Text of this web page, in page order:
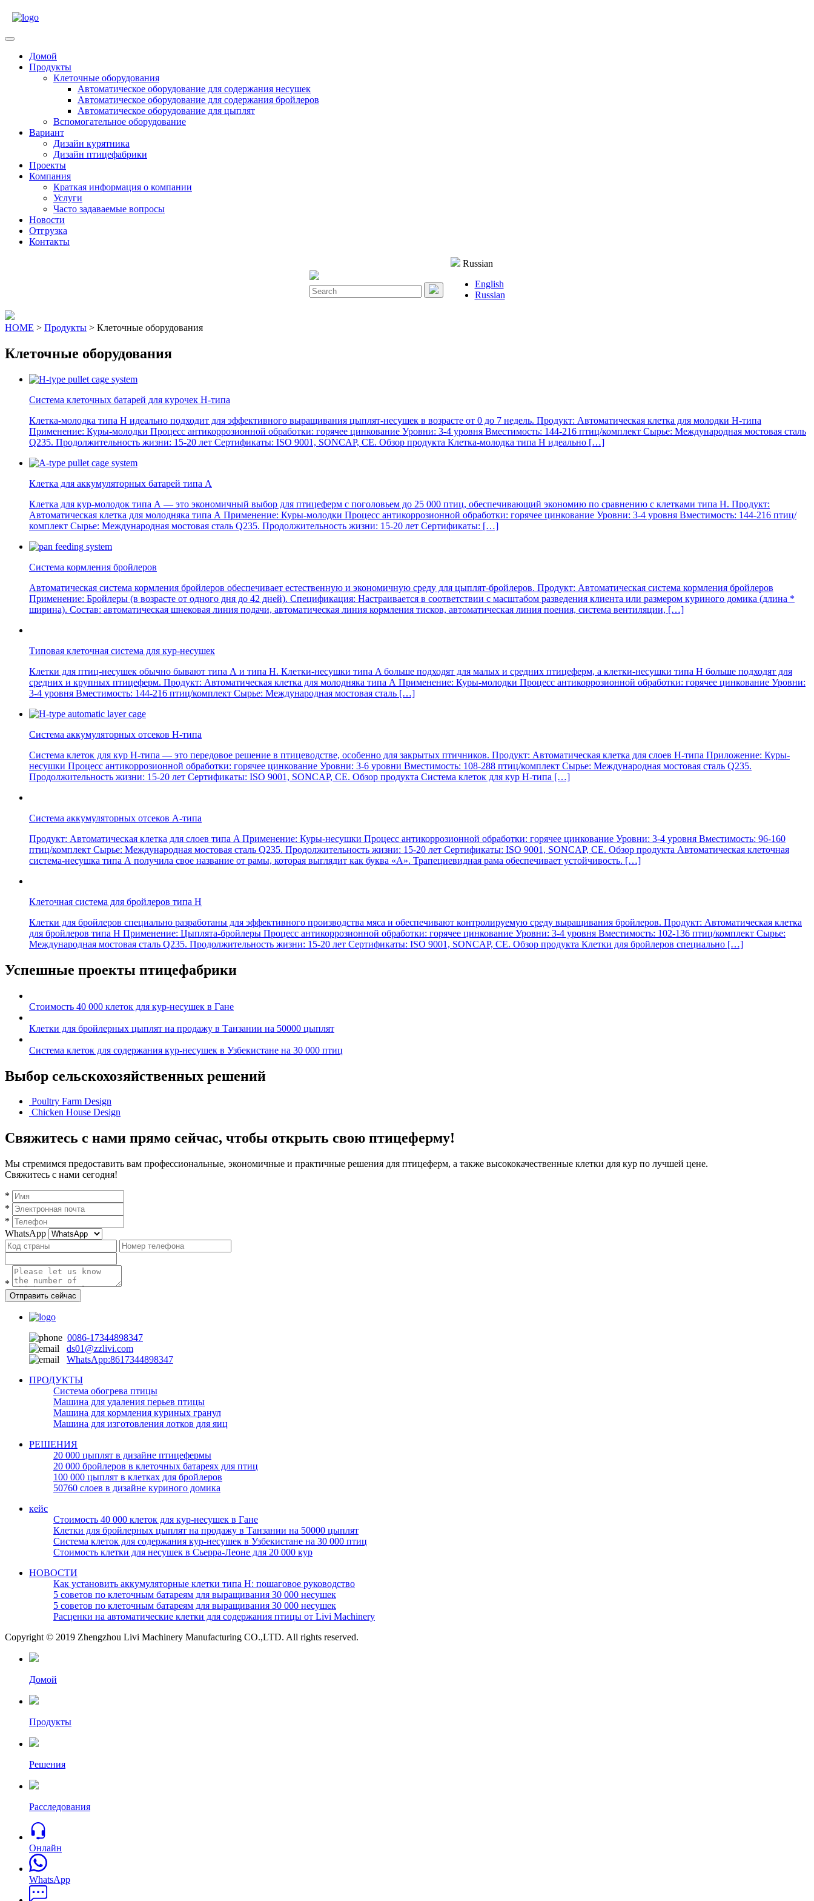
Open
Домой
Продукты
Клеточные оборудования
Автоматическое оборудование для содержания несушек
Автоматическое оборудование для содержания бройлеров
Автоматическое оборудование для цыплят
Вспомогательное оборудование
Вариант
Дизайн курятника
Дизайн птицефабрики
Проекты
Компания
Краткая информация о компании
Услуги
Часто задаваемые вопросы
Новости
Отгрузка
Контакты
Search
for:
Russian
English
Russian
HOME > Продукты > Клеточные оборудования
Клеточные оборудования
Система клеточных батарей для курочек H-типа
Клетка-молодка типа H идеально подходит для эффективного выращивания цыплят-несушек в возрасте от 0 до 7 недель. Продукт: Автоматическая клетка для молодки H-типа
Применение: Куры-молодки Процесс антикоррозионной обработки: горячее цинкование Уровни: 3-4 уровня Вместимость: 144-216 птиц/комплект Сырье: Международная мостовая сталь
Q235. Продолжительность жизни: 15-20 лет Сертификаты: ISO 9001, SONCAP, CE. Обзор продукта Клетка-молодка типа H идеально […]
Клетка для аккумуляторных батарей типа А
Клетка для кур-молодок типа А — это экономичный выбор для птицеферм с поголовьем до 25 000 птиц, обеспечивающий экономию по сравнению с клетками типа Н. Продукт:
Автоматическая клетка для молодняка типа А Применение: Куры-молодки Процесс антикоррозионной обработки: горячее цинкование Уровни: 3-4 уровня Вместимость: 144-216 птиц/
комплект Сырье: Международная мостовая сталь Q235. Продолжительность жизни: 15-20 лет Сертификаты: […]
Система кормления бройлеров
Автоматическая система кормления бройлеров обеспечивает естественную и экономичную среду для цыплят-бройлеров. Продукт: Автоматическая система кормления бройлеров
Применение: Бройлеры (в возрасте от одного дня до 42 дней). Спецификация: Настраивается в соответствии с масштабом разведения клиента или размером куриного домика (длина *
ширина). Состав: автоматическая шнековая линия подачи, автоматическая линия кормления тисков, автоматическая линия поения, система вентиляции, […]
Типовая клеточная система для кур-несушек
Клетки для птиц-несушек обычно бывают типа А и типа Н. Клетки-несушки типа A больше подходят для малых и средних птицеферм, а клетки-несушки типа H больше подходят для
средних и крупных птицеферм. Продукт: Автоматическая клетка для молодняка типа А Применение: Куры-молодки Процесс антикоррозионной обработки: горячее цинкование Уровни:
3-4 уровня Вместимость: 144-216 птиц/комплект Сырье: Международная мостовая сталь […]
Система аккумуляторных отсеков H-типа
Система клеток для кур H-типа — это передовое решение в птицеводстве, особенно для закрытых птичников. Продукт: Автоматическая клетка для слоев H-типа Приложение: Куры-
несушки Процесс антикоррозионной обработки: горячее цинкование Уровни: 3-6 уровни Вместимость: 108-288 птиц/комплект Сырье: Международная мостовая сталь Q235.
Продолжительность жизни: 15-20 лет Сертификаты: ISO 9001, SONCAP, CE. Обзор продукта Система клеток для кур H-типа […]
Система аккумуляторных отсеков A-типа
Продукт: Автоматическая клетка для слоев типа A Применение: Куры-несушки Процесс антикоррозионной обработки: горячее цинкование Уровни: 3-4 уровня Вместимость: 96-160
птиц/комплект Сырье: Международная мостовая сталь Q235. Продолжительность жизни: 15-20 лет Сертификаты: ISO 9001, SONCAP, CE. Обзор продукта Автоматическая клеточная
система-несушка типа А получила свое название от рамы, которая выглядит как буква «А». Трапециевидная рама обеспечивает устойчивость. […]
Клеточная система для бройлеров типа H
Клетки для бройлеров специально разработаны для эффективного производства мяса и обеспечивают контролируемую среду выращивания бройлеров. Продукт: Автоматическая клетка
для бройлеров типа H Применение: Цыплята-бройлеры Процесс антикоррозионной обработки: горячее цинкование Уровни: 3-4 уровня Вместимость: 102-136 птиц/комплект Сырье:
Международная мостовая сталь Q235. Продолжительность жизни: 15-20 лет Сертификаты: ISO 9001, SONCAP, CE. Обзор продукта Клетки для бройлеров специально […]
Успешные проекты птицефабрики
Стоимость 40 000 клеток для кур-несушек в Гане
Клетки для бройлерных цыплят на продажу в Танзании на 50000 цыплят
Система клеток для содержания кур-несушек в Узбекистане на 30 000 птиц
Выбор сельскохозяйственных решений
Poultry Farm Design
Chicken House Design
Свяжитесь с нами прямо сейчас, чтобы открыть свою птицеферму!
Мы стремимся предоставить вам профессиональные, экономичные и практичные решения для птицеферм, а также высококачественные клетки для кур по лучшей цене.
Свяжитесь с нами сегодня!
*
*
*
WhatsApp
*
Отправить сейчас
0086-17344898347
ds01@zzlivi.com
WhatsApp:8617344898347
ПРОДУКТЫ
Система обогрева птицы
Машина для удаления перьев птицы
Машина для кормления куриных гранул
Машина для изготовления лотков для яиц
РЕШЕНИЯ
20 000 цыплят в дизайне птицефермы
20 000 бройлеров в клеточных батареях для птиц
100 000 цыплят в клетках для бройлеров
50760 слоев в дизайне куриного домика
кейс
Стоимость 40 000 клеток для кур-несушек в Гане
Клетки для бройлерных цыплят на продажу в Танзании на 50000 цыплят
Система клеток для содержания кур-несушек в Узбекистане на 30 000 птиц
Стоимость клетки для несушек в Сьерра-Леоне для 20 000 кур
НОВОСТИ
Как установить аккумуляторные клетки типа H: пошаговое руководство
5 советов по клеточным батареям для выращивания 30 000 несушек
5 советов по клеточным батареям для выращивания 30 000 несушек
Расценки на автоматические клетки для содержания птицы от Livi Machinery
Copyright © 2019 Zhengzhou Livi Machinery Manufacturing CO.,LTD. All rights reserved.
Домой
Продукты
Решения
Расследования
Онлайн
WhatsApp